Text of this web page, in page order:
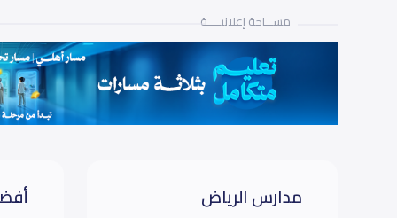
مســـاحة إعلانيـــــة
مدارس الرياض